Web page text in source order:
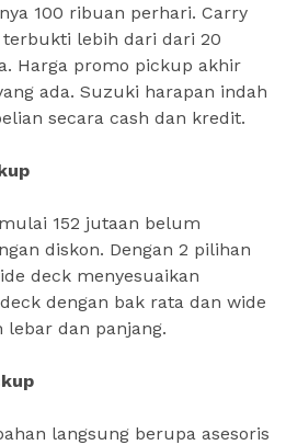
100 ribuan perhari. Carry
lebih dari dari 20
Harga promo pickup akhir
ada. Suzuki harapan indah
secara cash dan kredit.
152 jutaan belum
diskon. Dengan 2 pilihan
deck menyesuaikan
dengan bak rata dan wide
lebar dan panjang.
langsung berupa asesoris